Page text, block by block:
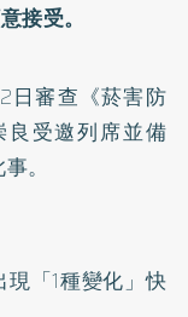
接受。
日審查 《菸害防
受邀列席並備
。
「1種變化」快